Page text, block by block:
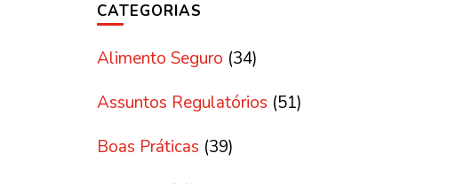
CATEGORIAS
Alimento Seguro (34)
Assuntos Regulatórios (51)
Boas Práticas (39)